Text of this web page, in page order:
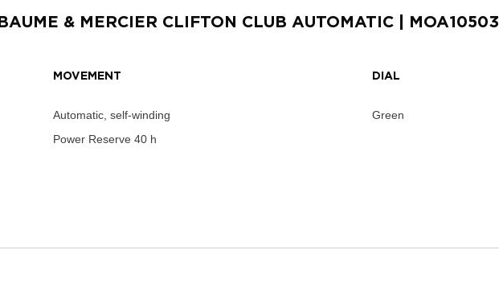
BAUME & MERCIER CLIFTON CLUB AUTOMATIC | MOA10503
MOVEMENT
Automatic, self-winding
Power Reserve 40 h
DIAL
Green